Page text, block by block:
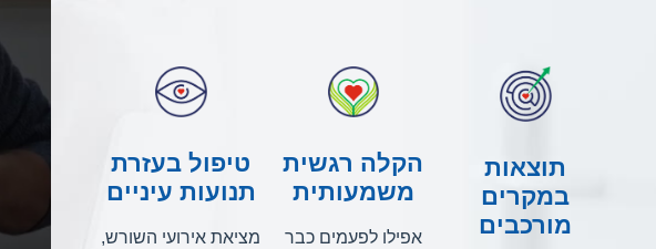
תוצאות
במקרים
מורכבים
הקלה רגשית
משמעותית
אפילו לפעמים כבר
טיפול בעזרת
תנועות עיניים
מציאת אירועי השורש,